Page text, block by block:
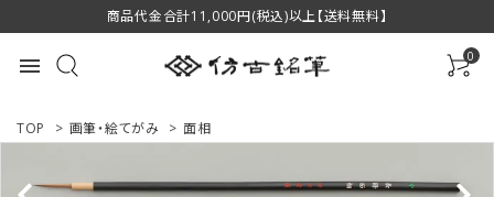
商品代金合計11,000円(税込)以上【送料無料】
menu 0
TOP > 画筆・絵てがみ > 面相